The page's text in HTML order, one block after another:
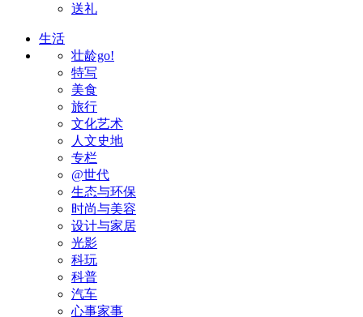
送礼
生活
壮龄go!
特写
美食
旅行
文化艺术
人文史地
专栏
@世代
生态与环保
时尚与美容
设计与家居
光影
科玩
科普
汽车
心事家事